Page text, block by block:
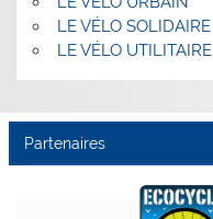
LE VÉLO SOLIDAIRE
LE VÉLO UTILITAIRE
Partenaires